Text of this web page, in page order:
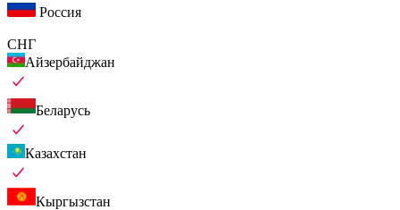
Россия
СНГ
Айзербайджан
Беларусь
Казахстан
Кыргызстан